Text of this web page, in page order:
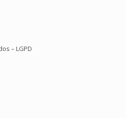
– LGPD